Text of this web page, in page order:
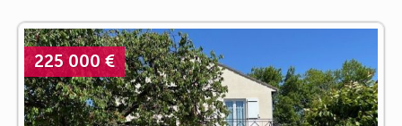
225 000 €